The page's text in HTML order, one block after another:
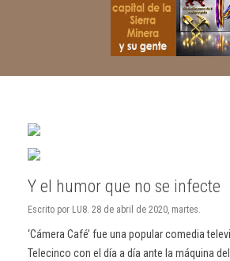
Y el humor que no se infecte
Escrito por LU8. 28 de abril de 2020, martes.
‘Cámera Café’ fue una popular comedia
Telecinco con el día a día ante la máquina